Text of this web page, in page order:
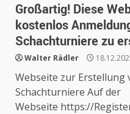
Großartig! Diese
kostenlos
Schachturniere zu
Walter Rädler
Webseite zur
Schachturniere Auf der
Webseite https://